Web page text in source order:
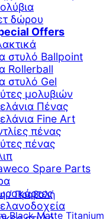
δώρου
Offers
στυλό Ballpoint
Rollerball
στυλό Gel
μολυβιών
Πένας
Fine Art
πένας
πένας
Spare Parts
/ Προβολή
Black Matte